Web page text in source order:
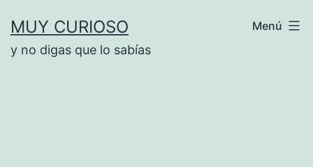
contenido
MUY CURIOSO
y no digas que lo sabías
Menú